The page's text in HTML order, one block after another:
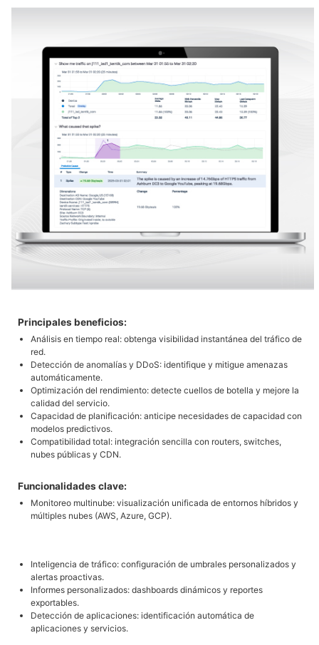
Principales beneficios:
Análisis en tiempo real: obtenga visibilidad instantánea del tráfico de
red.
Detección de anomalías y DDoS: identifique y mitigue amenazas
automáticamente.
Optimización del rendimiento: detecte cuellos de botella y mejore la
calidad del servicio.
Capacidad de planificación: anticipe necesidades de capacidad con
modelos predictivos.
Compatibilidad total: integración sencilla con routers, switches,
nubes públicas y CDN.
Funcionalidades clave:
Monitoreo multinube: visualización unificada de entornos híbridos y
múltiples nubes (AWS, Azure, GCP).
Inteligencia de tráfico: configuración de umbrales personalizados y
alertas proactivas.
Informes personalizados: dashboards dinámicos y reportes
exportables.
Detección de aplicaciones: identificación automática de
aplicaciones y servicios.